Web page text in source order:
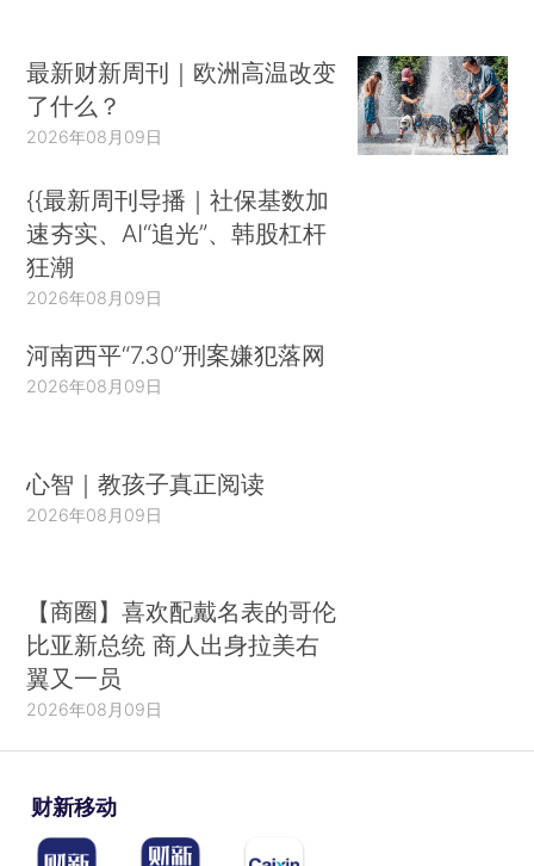
最新财新周刊｜欧洲高温改变
了什么？
2026年08月09日
{{最新周刊导播｜社保基数加
速夯实、AI“追光”、韩股杠杆
狂潮
2026年08月09日
河南西平“7.30”刑案嫌犯落网
2026年08月09日
心智｜教孩子真正阅读
2026年08月09日
【商圈】喜欢配戴名表的哥伦
比亚新总统 商人出身拉美右
翼又一员
2026年08月09日
财新移动